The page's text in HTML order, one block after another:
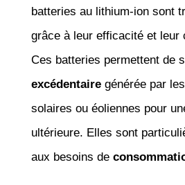
batteries au lithium-ion sont
grâce à leur efficacité et leur
Ces batteries permettent de
excédentairegénérée par
solaires ou éoliennes pour
ultérieure. Elles sont
aux besoins de